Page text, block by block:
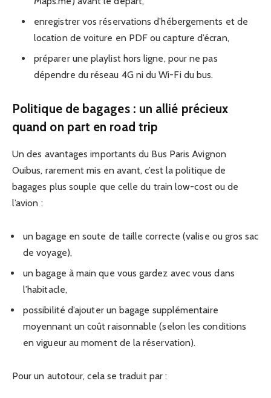
enregistrer vos réservations d’hébergements et de
location de voiture en PDF ou capture d’écran,
préparer une playlist hors ligne, pour ne pas
dépendre du réseau 4G ni du Wi-Fi du bus.
Politique de bagages : un allié précieux
quand on part en road trip
Un des avantages importants du Bus Paris Avignon
Ouibus, rarement mis en avant, c’est la politique de
bagages plus souple que celle du train low-cost ou de
l’avion :
un bagage en soute de taille correcte (valise ou gros sac
de voyage),
un bagage à main que vous gardez avec vous dans
l’habitacle,
possibilité d’ajouter un bagage supplémentaire
moyennant un coût raisonnable (selon les conditions
en vigueur au moment de la réservation).
Pour un autotour, cela se traduit par :